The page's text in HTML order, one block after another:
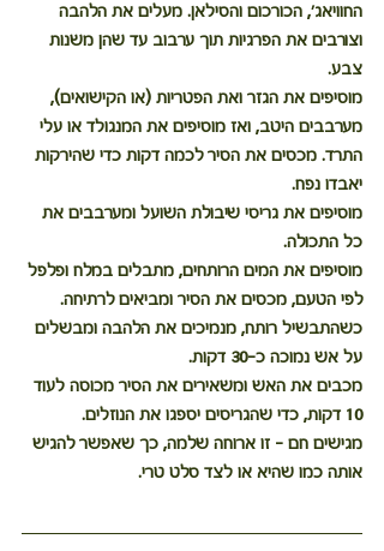
החוויאג', הכורכום והסילאן. מעלים את הלהבה
וצורבים את הפרגיות תוך ערבוב עד שהן משנות
צבע.
מוסיפים את הגזר ואת הפטריות (או הקישואים),
מערבבים היטב, ואז מוסיפים את המנגולד או עלי
התרד. מכסים את הסיר לכמה דקות כדי שהירקות
יאבדו נפח.
מוסיפים את גריסי שיבולת השועל ומערבבים את
כל התכולה.
מוסיפים את המים הרותחים, מתבלים במלח ופלפל
לפי הטעם, מכסים את הסיר ומביאים לרתיחה.
כשהתבשיל רותח, מנמיכים את הלהבה ומבשלים
על אש נמוכה כ-30 דקות.
מכבים את האש ומשאירים את הסיר מכוסה לעוד
10 דקות, כדי שהגריסים יספגו את הנוזלים.
מגישים חם – זו ארוחה שלמה, כך שאפשר להגיש
אותה כמו שהיא או לצד סלט טרי.